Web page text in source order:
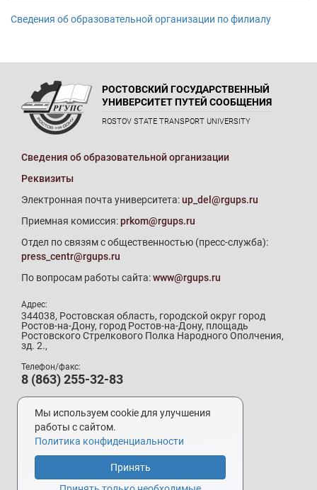
Сведения об образовательной организации по филиалу
РОСТОВСКИЙ ГОСУДАРСТВЕННЫЙ
УНИВЕРСИТЕТ ПУТЕЙ СООБЩЕНИЯ
ROSTOV STATE TRANSPORT UNIVERSITY
Сведения об образовательной организации
Реквизиты
Электронная почта университета:up_del@rgups.ru
Приемная комиссия:prkom@rgups.ru
Отдел по связям с общественностью (пресс-служба):
press_centr@rgups.ru
По вопросам работы сайта:www@rgups.ru
Адрес:
344038, Ростовская область, городской округ город
Ростов-на-Дону, город Ростов-на-Дону, площадь
Ростовского Стрелкового Полка Народного Ополчения,
зд. 2.,
Телефон/факс:
8 (863) 255-32-83
Телефон приемной комиссии:
8 (800) 707-19-29
8 (863) 272-64-88
Разработка и поддержка –УИ РГУПС
Мы используем cookie для улучшения
работы с сайтом.
Политика конфиденциальности
Принять